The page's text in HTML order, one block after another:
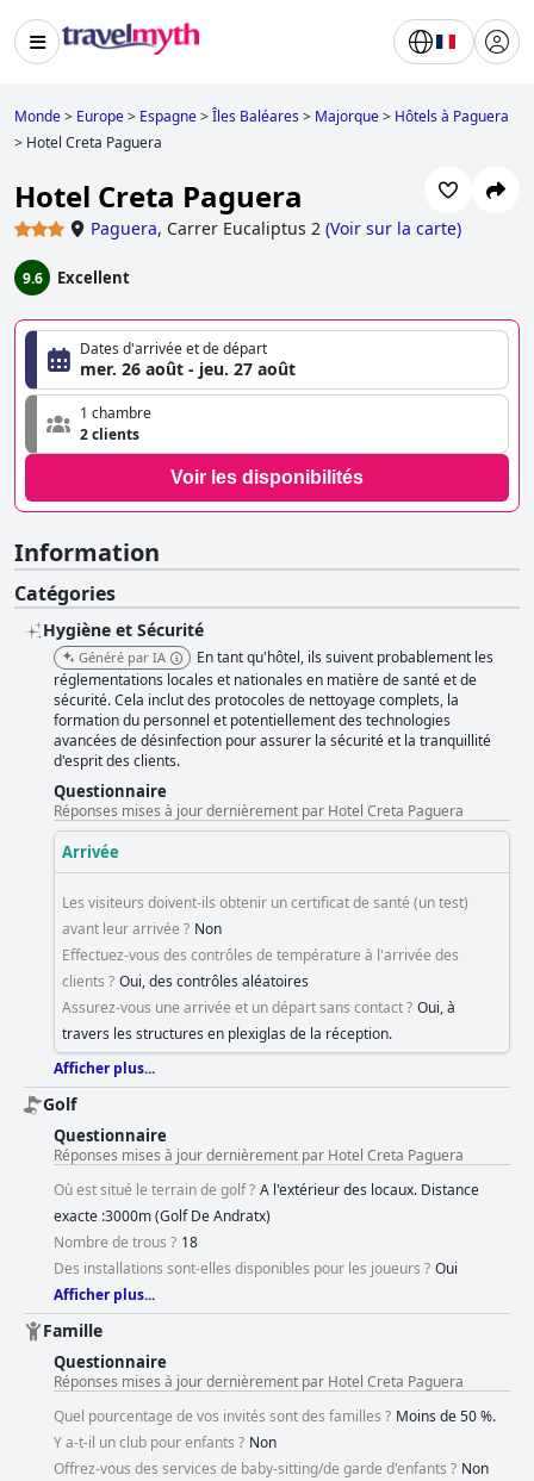
Monde> Europe> Espagne>Îles Baléares> Majorque> Hôtels à Paguera
> Hotel Creta Paguera
Hotel Creta Paguera
Paguera, Carrer Eucaliptus 2 (Voir sur la carte)
9.6 Excellent
Dates d'arrivée et de départ
mer. 26 août - jeu. 27 août
1 chambre
2 clients
Voir les disponibilités
Information
Catégories
Hygiène et Sécurité
Généré par IA
En tant qu'hôtel, ils suivent probablement les
réglementations locales et nationales en matière de santé et de
sécurité. Cela inclut des protocoles de nettoyage complets, la
formation du personnel et potentiellement des technologies
avancées de désinfection pour assurer la sécurité et la tranquillité
d'esprit des clients.
Questionnaire
Réponses mises à jour dernièrement par Hotel Creta Paguera
Arrivée
Les visiteurs doivent-ils obtenir un certificat de santé (un test)
avant leur arrivée ? Non
Effectuez-vous des contrôles de température à l'arrivée des
clients ? Oui, des contrôles aléatoires
Assurez-vous une arrivée et un départ sans contact ? Oui, à
travers les structures en plexiglas de la réception.
Afficher plus...
Golf
Questionnaire
Réponses mises à jour dernièrement par Hotel Creta Paguera
Où est situé le terrain de golf ? A l'extérieur des locaux. Distance
exacte :3000m (Golf De Andratx)
Nombre de trous ? 18
Des installations sont-elles disponibles pour les joueurs ? Oui
Afficher plus...
Famille
Questionnaire
Réponses mises à jour dernièrement par Hotel Creta Paguera
Quel pourcentage de vos invités sont des familles ? Moins de 50 %.
Y a-t-il un club pour enfants ? Non
Offrez-vous des services de baby-sitting/de garde d'enfants ? Non